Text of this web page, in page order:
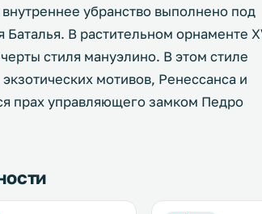
убранство выполнено под
В растительном орнаменте
стиля мануэлино. В этом стиле
мотивов, Ренессанса и
прах управляющего замком Педро